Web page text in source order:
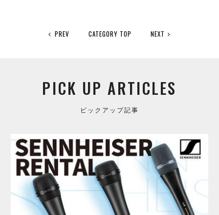
PREV CATEGORY TOP NEXT
PICK UP ARTICLES
ピックアップ記事